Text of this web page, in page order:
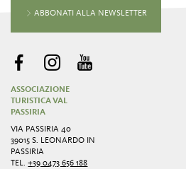
ABBONATI ALLA NEWSLETTER
ASSOCIAZIONE
TURISTICA VAL
PASSIRIA
VIA PASSIRIA 40
39015 S. LEONARDO IN
PASSIRIA
TEL.+39 0473 656 188